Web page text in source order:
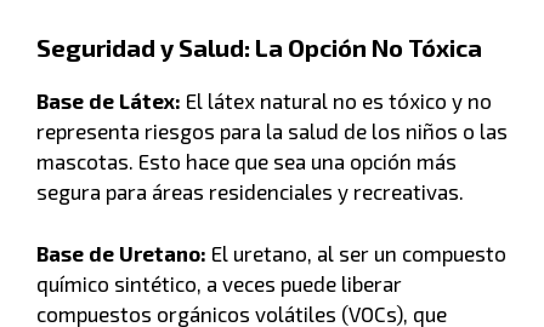
Seguridad y Salud: La Opción No Tóxica
Base de Látex: El látex natural no es tóxico y no
representa riesgos para la salud de los niños o las
mascotas. Esto hace que sea una opción más
segura para áreas residenciales y recreativas.
Base de Uretano: El uretano, al ser un compuesto
químico sintético, a veces puede liberar
compuestos orgánicos volátiles (VOCs), que